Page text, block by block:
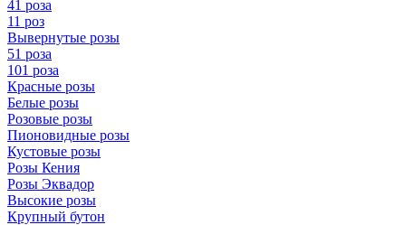
41 роза
11 роз
Вывернутые розы
51 роза
101 роза
Красные розы
Белые розы
Розовые розы
Пионовидные розы
Кустовые розы
Розы Кения
Розы Эквадор
Высокие розы
Крупный бутон